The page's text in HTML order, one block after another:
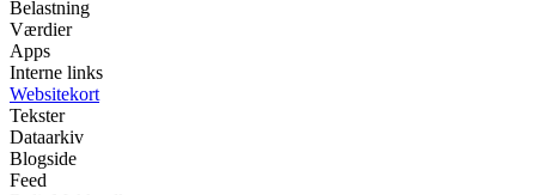
Belastning
Værdier
Apps
Interne links
Websitekort
Tekster
Dataarkiv
Blogside
Feed